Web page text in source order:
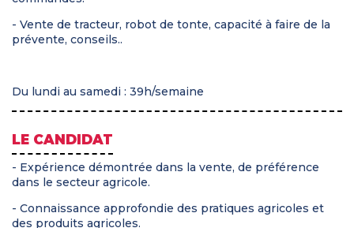
- Vente de tracteur, robot de tonte, capacité à faire de la
prévente, conseils..
Du lundi au samedi : 39h/semaine
LE CANDIDAT
- Expérience démontrée dans la vente, de préférence
dans le secteur agricole.
- Connaissance approfondie des pratiques agricoles et
des produits agricoles.